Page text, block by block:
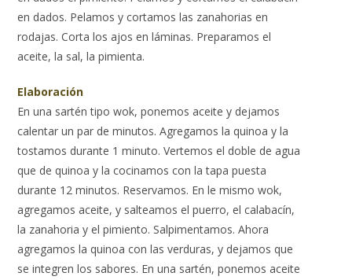
en dados. Pelamos y cortamos las zanahorias en
rodajas. Corta los ajos en láminas. Preparamos el
aceite, la sal, la pimienta.
Elaboración
En una sartén tipo wok, ponemos aceite y dejamos
calentar un par de minutos. Agregamos la quinoa y la
tostamos durante 1 minuto. Vertemos el doble de agua
que de quinoa y la cocinamos con la tapa puesta
durante 12 minutos. Reservamos. En le mismo wok,
agregamos aceite, y salteamos el puerro, el calabacín,
la zanahoria y el pimiento. Salpimentamos. Ahora
agregamos la quinoa con las verduras, y dejamos que
se integren los sabores. En una sartén, ponemos aceite